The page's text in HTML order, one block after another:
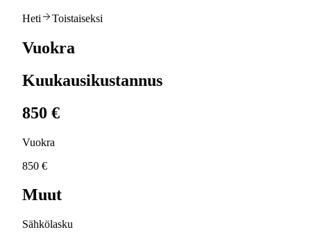
Heti Toistaiseksi
Vuokra
Kuukausikustannus
850 €
Vuokra
850 €
Muut
Sähkölasku